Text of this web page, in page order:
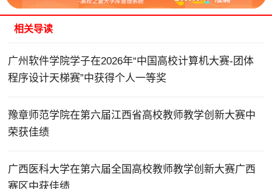
相关导读
广州软件学院学子在2026年“中国高校计算机大赛-团体
程序设计天梯赛”中获得个人一等奖
豫章师范学院在第六届江西省高校教师教学创新大赛中
荣获佳绩
广西医科大学在第六届全国高校教师教学创新大赛广西
赛区中获佳绩